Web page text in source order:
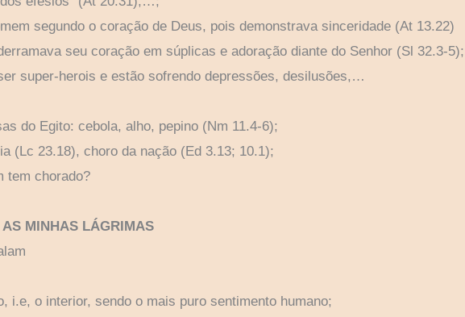
segundo o coração de Deus, pois demonstrava sinceridade (At 13.22)
seu coração em súplicas e adoração diante do Senhor (Sl 32.3-5);
super-herois e estão sofrendo depressões, desilusões,…
do Egito: cebola, alho, pepino (Nm 11.4-6);
(Lc 23.18), choro da nação (Ed 3.13; 10.1);
tem chorado?
MINHAS LÁGRIMAS
i.e, o interior, sendo o mais puro sentimento humano;